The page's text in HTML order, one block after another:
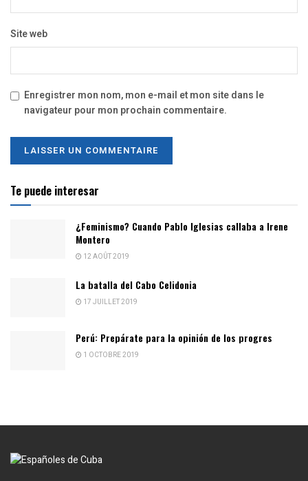
Site web
Enregistrer mon nom, mon e-mail et mon site dans le
navigateur pour mon prochain commentaire.
Te puede interesar
¿Feminismo? Cuando Pablo Iglesias callaba a Irene
Montero
12 AOÛT 2019
La batalla del Cabo Celidonia
17 JUILLET 2019
Perú: Prepárate para la opinión de los progres
1 OCTOBRE 2019